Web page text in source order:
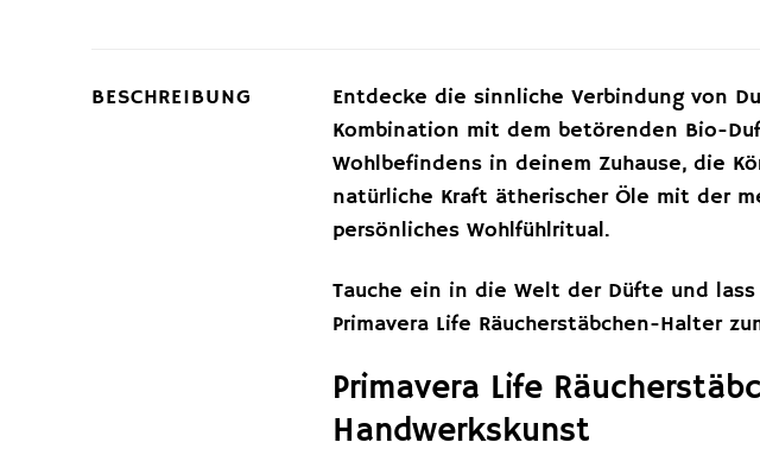
BESCHREIBUNG Entdecke die sinnliche Verbindung von
Kombination mit dem betörenden Bio-
Wohlbefindens in deinem Zuhause, die
natürliche Kraft ätherischer Öle mit der
persönliches Wohlfühlritual.
Tauche ein in die Welt der Düfte und
Primavera Life Räucherstäbchen-Halter
Primavera Life
Handwerkskunst